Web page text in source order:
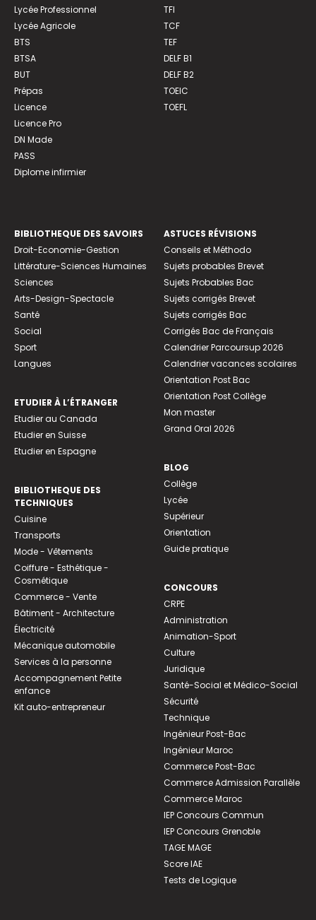
Lycée Professionnel
Lycée Agricole
BTS
BTSA
BUT
Prépas
Licence
Licence Pro
DN Made
PASS
Diplome infirmier
TFI
TCF
TEF
DELF B1
DELF B2
TOEIC
TOEFL
BIBLIOTHEQUE DES SAVOIRS
Droit-Economie-Gestion
Littérature-Sciences Humaines
Sciences
Arts-Design-Spectacle
Santé
Social
Sport
Langues
ETUDIER À L’ÉTRANGER
Etudier au Canada
Etudier en Suisse
Etudier en Espagne
BIBLIOTHEQUE DES
TECHNIQUES
Cuisine
Transports
Mode - Vêtements
Coiffure - Esthétique -
Cosmétique
Commerce - Vente
Bâtiment - Architecture
Électricité
Mécanique automobile
Services à la personne
Accompagnement Petite
enfance
Kit auto-entrepreneur
ASTUCES RÉVISIONS
Conseils et Méthodo
Sujets probables Brevet
Sujets Probables Bac
Sujets corrigés Brevet
Sujets corrigés Bac
Corrigés Bac de Français
Calendrier Parcoursup 2026
Calendrier vacances scolaires
Orientation Post Bac
Orientation Post Collège
Mon master
Grand Oral 2026
BLOG
Collège
Lycée
Supérieur
Orientation
Guide pratique
CONCOURS
CRPE
Administration
Animation-Sport
Culture
Juridique
Santé-Social et Médico-Social
Sécurité
Technique
Ingénieur Post-Bac
Ingénieur Maroc
Commerce Post-Bac
Commerce Admission Parallèle
Commerce Maroc
IEP Concours Commun
IEP Concours Grenoble
TAGE MAGE
Score IAE
Tests de Logique